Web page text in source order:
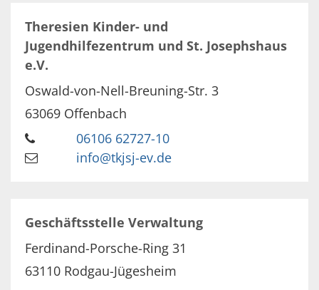
Theresien Kinder- und
Jugendhilfezentrum und St. Josephshaus
e.V.
Oswald-von-Nell-Breuning-Str. 3
63069 Offenbach
06106 62727-10
info@tkjsj-ev.de
Geschäftsstelle Verwaltung
Ferdinand-Porsche-Ring 31
63110 Rodgau-Jügesheim